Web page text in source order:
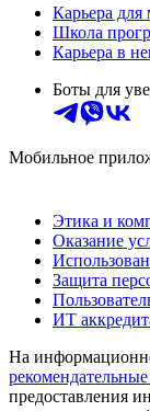
Карьера для
Школа
Карьера в
Боты для
Мобильное
Этика и
Оказание
Защита
ИТ
На
предоставления